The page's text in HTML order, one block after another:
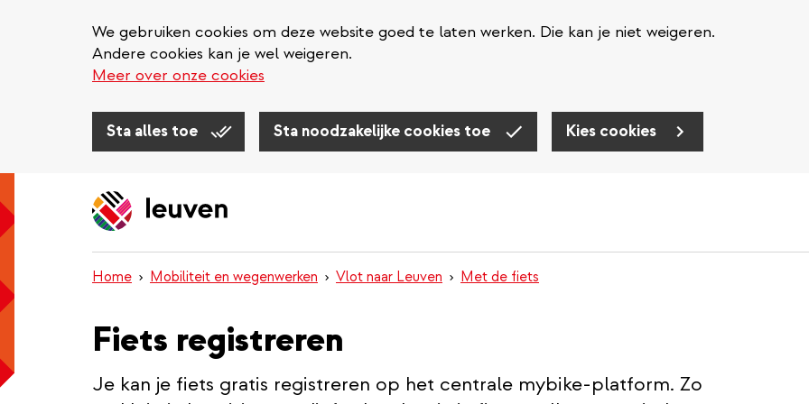
We gebruiken cookies om deze website goed te laten werken. Die kan je niet weigeren.
Andere cookies kan je wel weigeren.
Meer over onze cookies
Sta alles toe Sta noodzakelijke cookies toe Kies cookies
Home Mobiliteit en wegenwerken Vlot naar Leuven Met de fiets
Fiets registreren
Je kan je fiets gratis registreren op het centrale mybike-platform. Zo